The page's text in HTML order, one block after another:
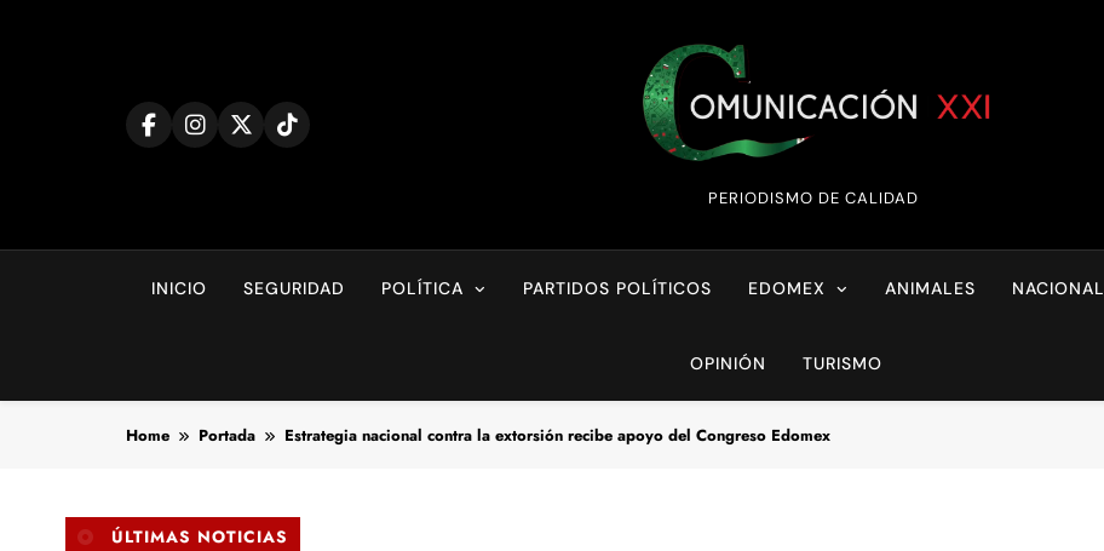
Comunicación XXI
PERIODISMO DE CALIDAD
INICIO SEGURIDAD POLÍTICA PARTIDOS POLÍTICOS EDOMEX ANIMALES NACIONAL
OPINIÓN TURISMO
Home Portada Estrategia nacional contra la extorsión recibe apoyo del Congreso Edomex
ÚLTIMAS NOTICIAS